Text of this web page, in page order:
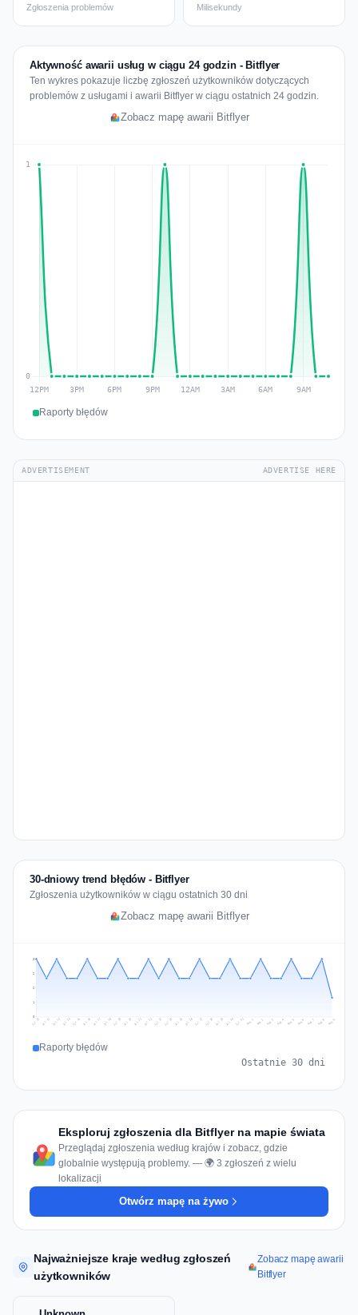
Zgłoszenia problemów Milisekundy
Aktywność awarii usług w ciągu 24 godzin - Bitflyer
Ten wykres pokazuje liczbę zgłoszeń użytkowników dotyczących
problemów z usługami i awarii Bitflyer w ciągu ostatnich 24 godzin.
Zobacz mapę awarii Bitflyer
Raporty błędów
ADVERTISEMENT ADVERTISE HERE
30-dniowy trend błędów - Bitflyer
Zgłoszenia użytkowników w ciągu ostatnich 30 dni
Zobacz mapę awarii Bitflyer
1
2
2
3
Jul 11 Jul 12 Jul 13 Jul 14 Jul 15 Jul 16 Jul 17 Jul 18 Jul 19 Jul 20 Jul 21 Jul 22 Jul 23 Jul 24 Jul 25 Jul 26 Jul 27 Jul 28 Jul 29 Jul 30 Jul 31 Aug 1 Aug 2 Aug 3 Aug 4 Aug 5 Aug 6 Aug 7 Aug 8 Aug 9
Raporty błędów
Ostatnie 30 dni
Eksploruj zgłoszenia dla Bitflyer na mapie świata
Przeglądaj zgłoszenia według krajów i zobacz, gdzie
globalnie występują problemy. — 🌍 3 zgłoszeń z wielu
lokalizacji
Otwórz mapę na żywo
Najważniejsze kraje według zgłoszeń
użytkowników
Zobacz mapę awarii
Bitflyer